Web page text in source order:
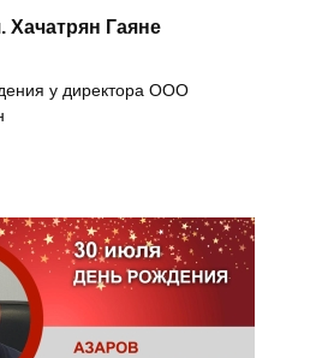
Гаяне
у директора ООО